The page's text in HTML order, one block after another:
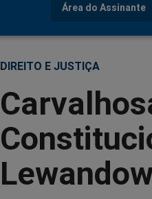
Área do Assinante
DIREITO E JUSTIÇA